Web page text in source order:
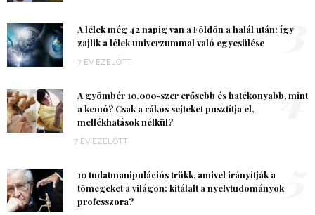
A lélek még 42 napig van a Földön a halál után: így
zajlik a lélek univerzummal való egyesülése
7 ÉV EZELŐTT
3
A gyömbér 10.000-szer erősebb és hatékonyabb, mint
a kemó? Csak a rákos sejteket pusztítja el,
mellékhatások nélkül?
7 ÉV EZELŐTT
4
10 tudatmanipulációs trükk, amivel irányítják a
tömegeket a világon: kitálalt a nyelvtudományok
professzora?